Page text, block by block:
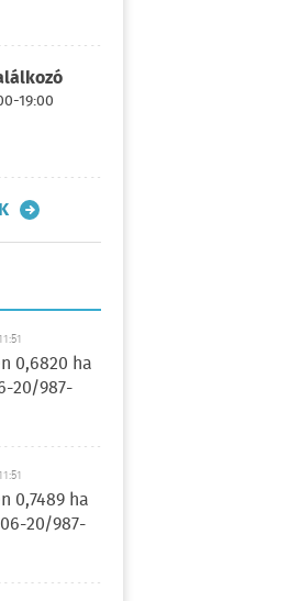
19:00
0,6820 ha
20/987-
0,7489 ha
20/987-